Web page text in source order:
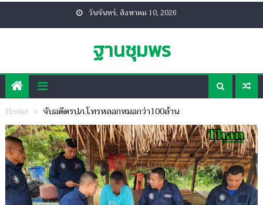
วันจันทร์, สิงหาคม 10, 2026
ฐานชุมพร
Home จับอดีตรปภ.โทรหลอกหมอกว่า100ล้าน